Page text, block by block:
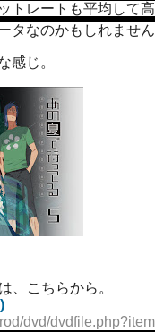
トレートも平均して
タなのかもしれません
感じ。
、こちらから。
dvd/